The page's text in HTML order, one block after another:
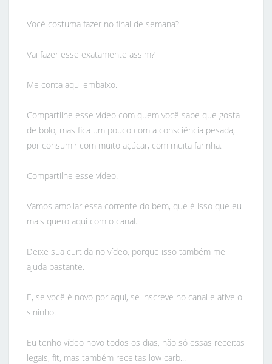
Você costuma fazer no final de semana?
Vai fazer esse exatamente assim?
Me conta aqui embaixo.
Compartilhe esse vídeo com quem você sabe que gosta
de bolo, mas fica um pouco com a consciência pesada,
por consumir com muito açúcar, com muita farinha.
Compartilhe esse vídeo.
Vamos ampliar essa corrente do bem, que é isso que eu
mais quero aqui com o canal.
Deixe sua curtida no vídeo, porque isso também me
ajuda bastante.
E, se você é novo por aqui, se inscreve no canal e ative o
sininho.
Eu tenho vídeo novo todos os dias, não só essas receitas
legais, fit, mas também receitas low carb...